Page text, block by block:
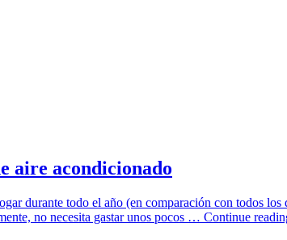
aire acondicionado
durante todo el año (en comparación con todos
no necesita gastar unos pocos … Continue